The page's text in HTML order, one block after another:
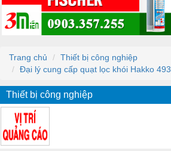
Trang chủ
Thiết bị công nghiệp
Đại lý cung cấp quạt lọc khói Hakko 493
Thiết bị công nghiệp